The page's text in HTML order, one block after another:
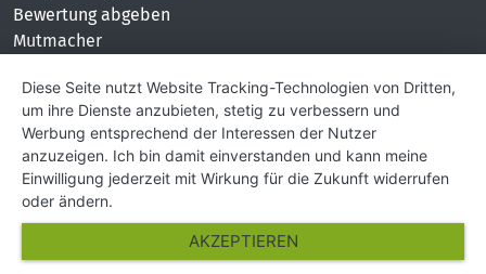
Bewertung abgeben
Mutmacher
KONTAKT
Impressum
Hilfe und Kontakt
Partner
Presse
Über Uns
Diese Seite nutzt Website Tracking-Technologien von Dritten,
um ihre Dienste anzubieten, stetig zu verbessern und
Werbung entsprechend der Interessen der Nutzer
anzuzeigen. Ich bin damit einverstanden und kann meine
Einwilligung jederzeit mit Wirkung für die Zukunft widerrufen
oder ändern.
AKZEPTIEREN